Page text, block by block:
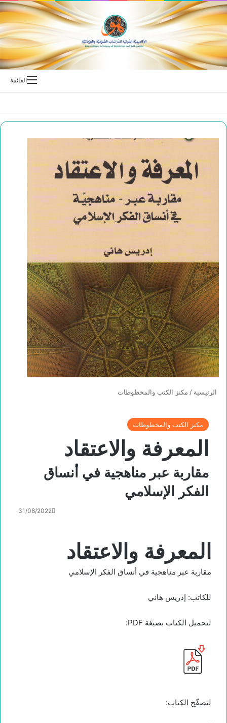
القائمة
الرئيسية / مكنز الكتب والمخطوطات
مكنز الكتب والمخطوطات
المعرفة والاعتقاد
مقاربة عبر مناهجية في أنساق
الفكر الإسلامي
31/08/2022
المعرفة والاعتقاد
مقاربة عبر مناهجية في أنساق الفكر الإسلامي
للكاتب: إدريس هاني
لتحميل الكتاب بصيغة PDF:
لتصفّح الكتاب: